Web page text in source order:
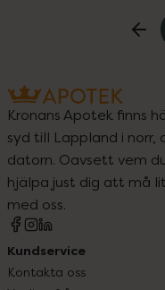
Kronans Apotek finns
syd till Lappland i norr,
datorn. Oavsett vem
hjälpa just dig att må
med oss.
Kundservice
Kontakta oss